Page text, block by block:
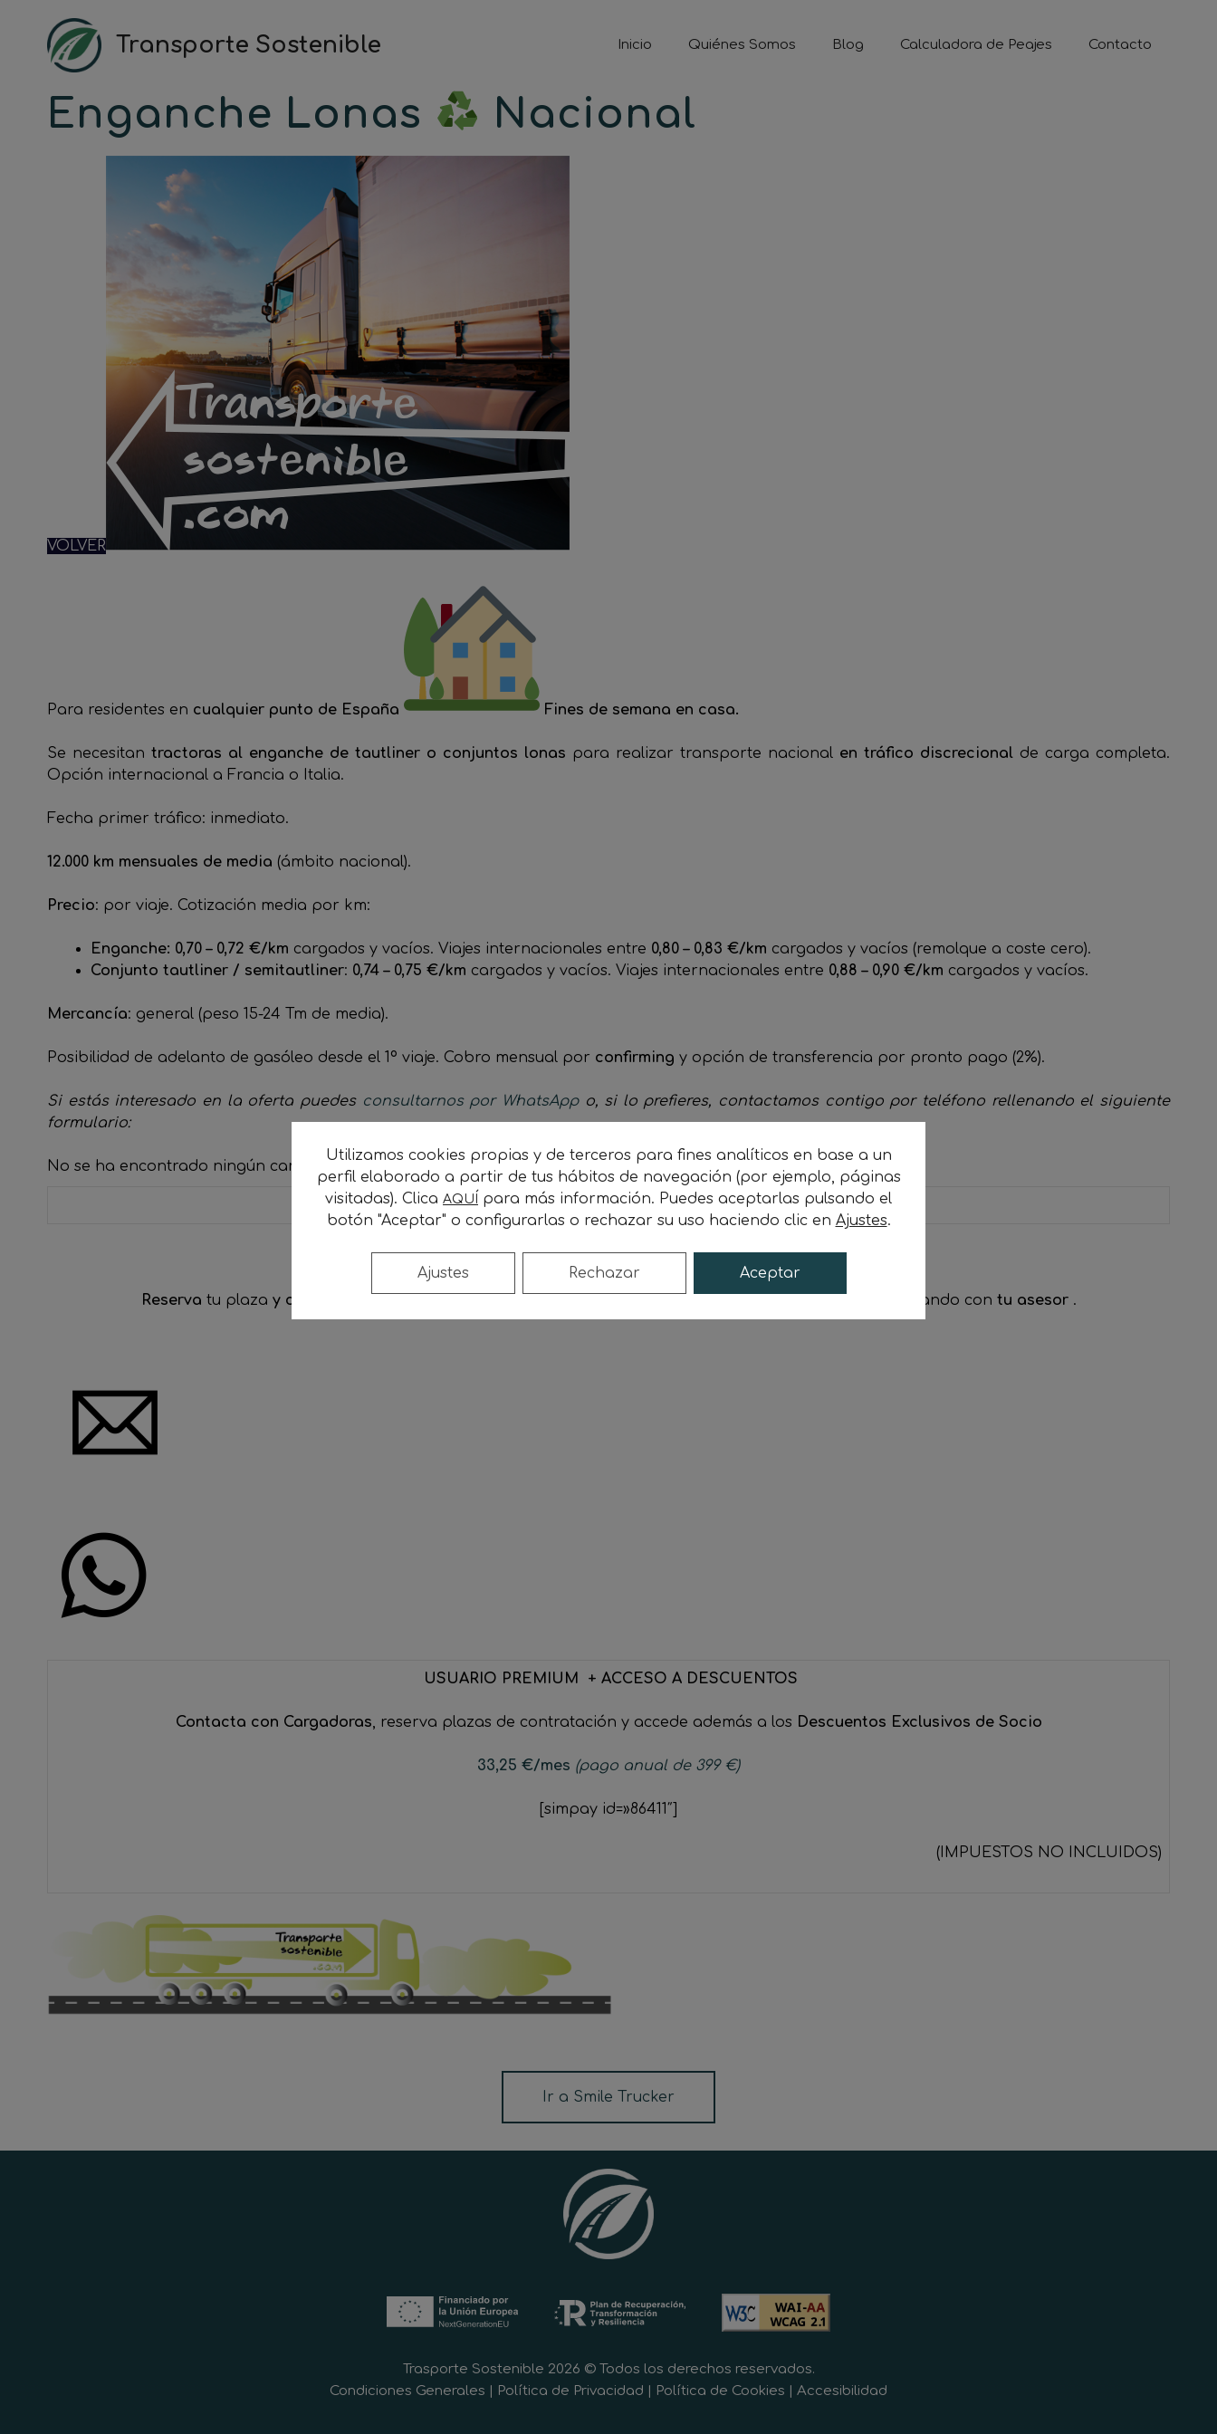
contenido
Transporte Sostenible Inicio Quiénes Somos Blog Calculadora de Peajes Contacto
Enganche Lonas Nacional
VOLVER
Para residentes en cualquier punto de España Fines de semana en casa.
Se necesitan tractoras al enganche de tautliner o conjuntos lonas para realizar transporte nacional en tráfico discrecional de carga completa.
Opción internacional a Francia o Italia.
Fecha primer tráfico: inmediato.
12.000 km mensuales de media (ámbito nacional).
Precio: por viaje. Cotización media por km:
Enganche: 0,70 – 0,72 €/km cargados y vacíos. Viajes internacionales entre 0,80 – 0,83 €/km cargados y vacíos (remolque a coste cero).
Conjunto tautliner / semitautliner: 0,74 – 0,75 €/km cargados y vacíos. Viajes internacionales entre 0,88 – 0,90 €/km cargados y vacíos.
Mercancía: general (peso 15-24 Tm de media).
Posibilidad de adelanto de gasóleo desde el 1º viaje. Cobro mensual por confirming y opción de transferencia por pronto pago (2%).
Si estás interesado en la oferta puedes consultarnos por WhatsAppo, si lo prefieres, contactamos contigo por teléfono rellenando el siguiente
formulario:
No se ha encontrado ningún campo.
CONTACTO CON CARGADORAS ↵
¡YA SOY SOCIO!
Reserva tu plaza y contacta directamente con los cargadores. contactando con tu asesor.
USUARIO PREMIUM + ACCESO A DESCUENTOS
Contacta con Cargadoras , reserva plazas de contratación y accede además a los Descuentos Exclusivos de Socio
33,25 €/mes (pago anual de 399 €)
[simpay id=»86411″]
(IMPUESTOS NO INCLUIDOS)
Ir a Smile Trucker
Trasporte Sostenible 2026 © Todos los derechos reservados.
Condiciones Generales
Política de Privacidad Política de Cookies Accesibilidad
Utilizamos cookies propias y de terceros para fines analíticos en base a un
perfil elaborado a partir de tus hábitos de navegación (por ejemplo, páginas
visitadas). Clica AQUÍ para más información. Puedes aceptarlas pulsando el
botón "Aceptar" o configurarlas o rechazar su uso haciendo clic en Ajustes.
Aceptar
Rechazar
Ajustes